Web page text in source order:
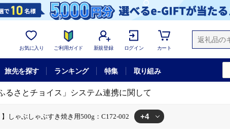
お気に入り ご利用ガイド 新規登録 ログイン カート
旅先を探す ランキング 特集 取り組み
ふるさとチョイス」システム連携に関して
】しゃぶしゃぶすき焼き用500g：C172-002 +4